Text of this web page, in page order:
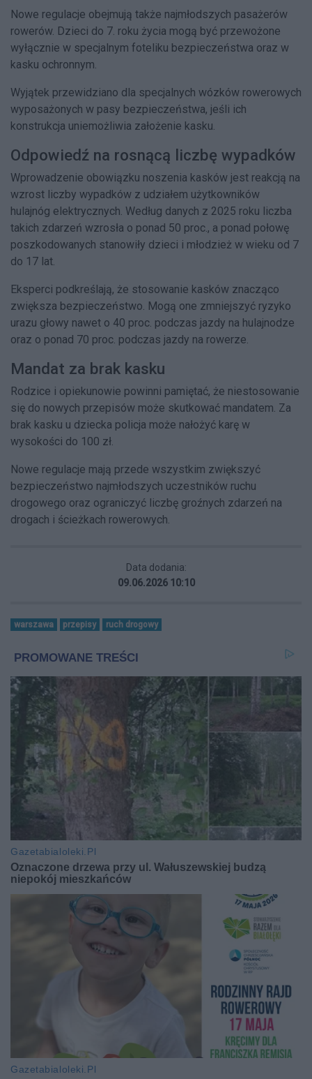
Nowe regulacje obejmują także najmłodszych pasażerów
rowerów. Dzieci do 7. roku życia mogą być przewożone
wyłącznie w specjalnym foteliku bezpieczeństwa oraz w
kasku ochronnym.
Wyjątek przewidziano dla specjalnych wózków rowerowych
wyposażonych w pasy bezpieczeństwa, jeśli ich
konstrukcja uniemożliwia założenie kasku.
Odpowiedź na rosnącą liczbę wypadków
Wprowadzenie obowiązku noszenia kasków jest reakcją na
wzrost liczby wypadków z udziałem użytkowników
hulajnóg elektrycznych. Według danych z 2025 roku liczba
takich zdarzeń wzrosła o ponad 50 proc., a ponad połowę
poszkodowanych stanowiły dzieci i młodzież w wieku od 7
do 17 lat.
Eksperci podkreślają, że stosowanie kasków znacząco
zwiększa bezpieczeństwo. Mogą one zmniejszyć ryzyko
urazu głowy nawet o 40 proc. podczas jazdy na hulajnodze
oraz o ponad 70 proc. podczas jazdy na rowerze.
Mandat za brak kasku
Rodzice i opiekunowie powinni pamiętać, że niestosowanie
się do nowych przepisów może skutkować mandatem. Za
brak kasku u dziecka policja może nałożyć karę w
wysokości do 100 zł.
Nowe regulacje mają przede wszystkim zwiększyć
bezpieczeństwo najmłodszych uczestników ruchu
drogowego oraz ograniczyć liczbę groźnych zdarzeń na
drogach i ścieżkach rowerowych.
Data dodania:
09.06.2026 10:10
warszawa przepisy ruch drogowy